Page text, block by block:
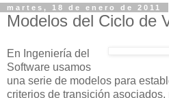
martes, 18 de enero de 2011
Modelos del Ciclo de
En Ingeniería del
Software usamos
una serie de modelos para
criterios de transición asociados,